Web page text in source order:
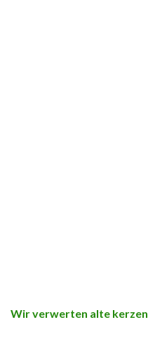
Wir verwerten alte kerzen